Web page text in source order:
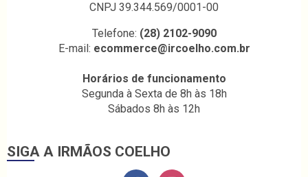
CNPJ 39.344.569/0001-00
Telefone: (28) 2102-9090
E-mail: ecommerce@ircoelho.com.br
Horários de funcionamento
Segunda à Sexta de 8h às 18h
Sábados 8h às 12h
SIGA A IRMÃOS COELHO